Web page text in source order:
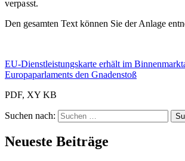
verpasst.
Den gesamten Text können Sie der Anlage
EU-Dienstleistungskarte erhält im
Europaparlaments den Gnadenstoß
PDF, XY KB
Suchen nach:
Neueste Beiträge